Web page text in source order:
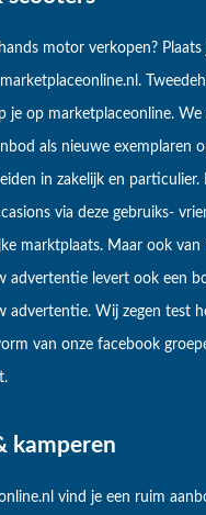
motor verkopen?
je op marketplaceonline. We
als nieuwe exemplaren
in zakelijk en particulier.
via deze gebruiks-
marktplaats. Maar ook van
advertentie levert ook een
advertentie. Wij zegen test
van onze facebook
kamperen
vind je een ruim